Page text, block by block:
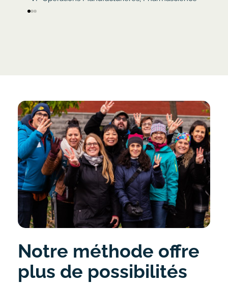
Notre méthode offre
plus de possibilités